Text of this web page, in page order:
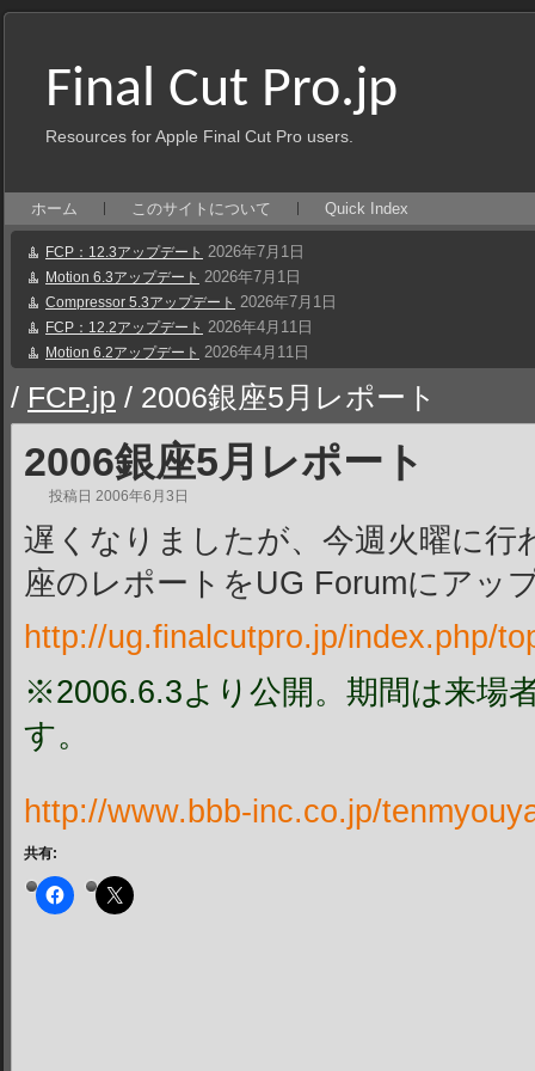
Final Cut Pro.jp
Resources for Apple Final Cut Pro users.
ホーム このサイトについて Quick Index
FCP：12.3アップデート 2026年7月1日
Motion 6.3アップデート 2026年7月1日
Compressor 5.3アップデート 2026年7月1日
FCP：12.2アップデート 2026年4月11日
Motion 6.2アップデート 2026年4月11日
/ FCP.jp / 2006銀座5月レポート
2006銀座5月レポート
投稿日 2006年6月3日
遅くなりましたが、今週火曜に行
座のレポートをUG Forumにアッ
http://ug.finalcutpro.jp/index.php/
※2006.6.3より公開。期間は来場
す。
http://www.bbb-inc.co.jp/
共有: